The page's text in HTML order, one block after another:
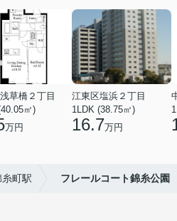
草橋２丁目
㎡)
万円
江東区塩浜２丁目
1LDK (38.75㎡)
16.7万円
糸町駅 フレールコート錦糸公園